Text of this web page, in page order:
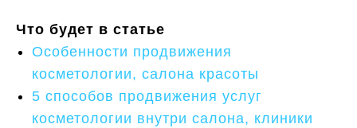
Что будет в статье
Особенности продвижения
косметологии, салона красоты
5 способов продвижения услуг
косметологии внутри салона, клиники